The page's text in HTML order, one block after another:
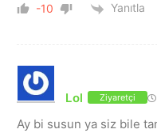
-10 Yanıtla
Lol Ziyaretçi
Ay bi susun ya siz bile